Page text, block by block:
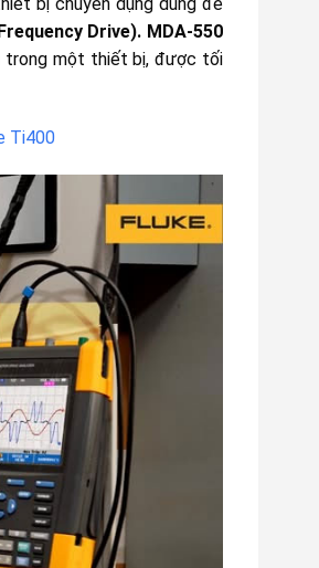
Drive). MDA-550
trong một thiết bị, được tối
Ti400